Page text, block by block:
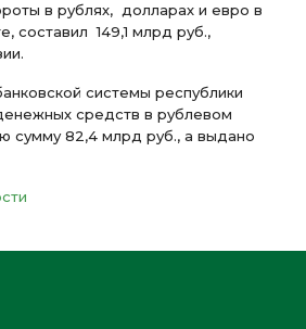
в рублях, долларах и евро в
составил 149,1 млрд руб.,
системы республики
средств в рублевом
сумму 82,4 млрд руб., а выдано